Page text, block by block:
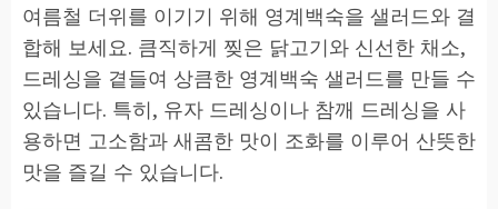
여름철 더위를 이기기 위해 영계백숙을 샐러드와 결
합해 보세요. 큼직하게 찢은 닭고기와 신선한 채소,
드레싱을 곁들여 상큼한 영계백숙 샐러드를 만들 수
있습니다. 특히, 유자 드레싱이나 참깨 드레싱을 사
용하면 고소함과 새콤한 맛이 조화를 이루어 산뜻한
맛을 즐길 수 있습니다.